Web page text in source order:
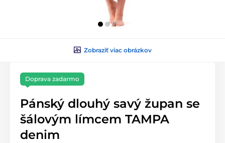
Zobraziť viac obrázkov
Doprava zadarmo
Pánský dlouhý savý župan se
šálovým límcem TAMPA
denim